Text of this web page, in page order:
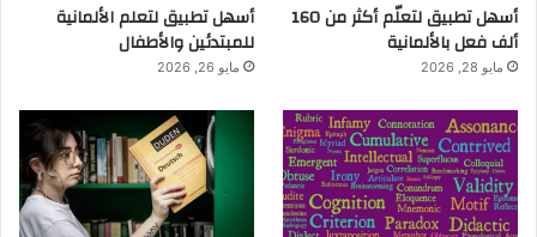
أسهل تطبيق لتعلّم أكثر من 160
ألف فعل بالألمانية
مايو 28, 2026
أسهل تطبيق لتعلم الألمانية
للمبتدئين والأطفال
مايو 26, 2026